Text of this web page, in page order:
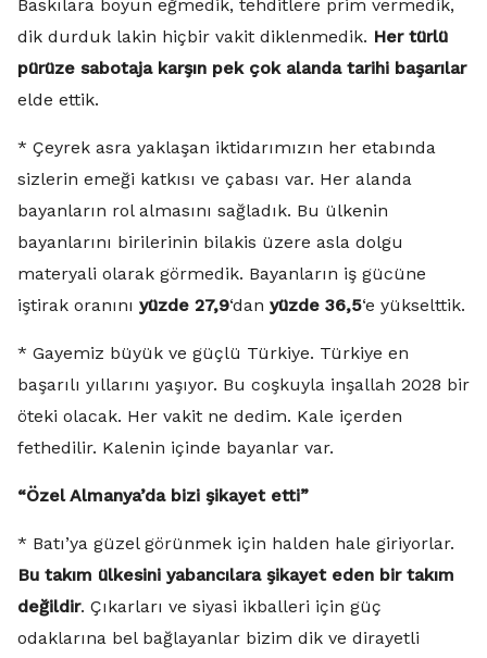
Baskılara boyun eğmedik, tehditlere prim vermedik,
dik durduk lakin hiçbir vakit diklenmedik. Her türlü
pürüze sabotaja karşın pek çok alanda tarihi başarılar
elde ettik.
* Çeyrek asra yaklaşan iktidarımızın her etabında
sizlerin emeği katkısı ve çabası var. Her alanda
bayanların rol almasını sağladık. Bu ülkenin
bayanlarını birilerinin bilakis üzere asla dolgu
materyali olarak görmedik. Bayanların iş gücüne
iştirak oranını yüzde 27,9‘dan yüzde 36,5‘e yükselttik.
* Gayemiz büyük ve güçlü Türkiye. Türkiye en
başarılı yıllarını yaşıyor. Bu coşkuyla inşallah 2028 bir
öteki olacak. Her vakit ne dedim. Kale içerden
fethedilir. Kalenin içinde bayanlar var.
“Özel Almanya’da bizi şikayet etti”
* Batı’ya güzel görünmek için halden hale giriyorlar.
Bu takım ülkesini yabancılara şikayet eden bir takım
değildir. Çıkarları ve siyasi ikballeri için güç
odaklarına bel bağlayanlar bizim dik ve dirayetli